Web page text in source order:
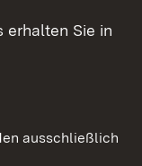
erhalten Sie in
ausschließlich